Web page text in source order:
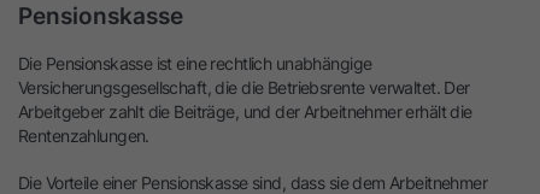
Pensionskasse
Die Pensionskasse ist eine rechtlich unabhängige
Versicherungsgesellschaft, die die Betriebsrente verwaltet. Der
Arbeitgeber zahlt die Beiträge, und der Arbeitnehmer erhält die
Rentenzahlungen.
Die Vorteile einer Pensionskasse sind, dass sie dem Arbeitnehmer